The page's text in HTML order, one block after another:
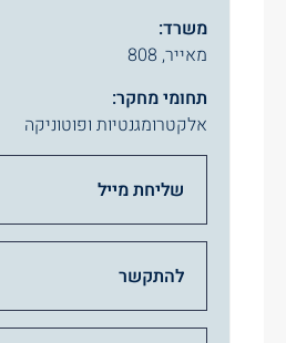
משרד:
מאייר, 808
תחומי מחקר:
אלקטרומגנטיות ופוטוניקה
שליחת מייל
להתקשר